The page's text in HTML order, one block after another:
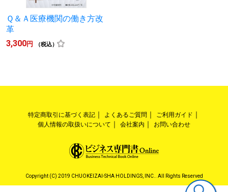
Ｑ＆Ａ医療機関の働き方改
革
3,300円 （税込）
特定商取引に基づく表記 よくあるご質問
ご利用ガイド
個人情報の取扱いについて
会社案内 お問い合わせ
Copyright (C) 2019 CHUOKEIZAI-SHA HOLDINGS, INC.. All Rights Reserved